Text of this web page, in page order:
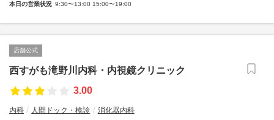
本日の営業状況 9:30〜13:00 15:00〜19:00
店舗公式
西すがも滝野川内科・内視鏡クリニック
3.00
内科 人間ドック・検診 消化器内科